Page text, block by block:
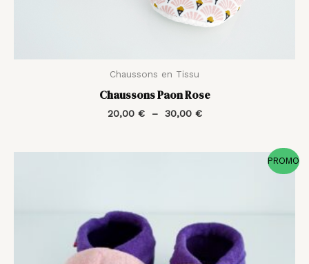
Chaussons en Tissu
Chaussons Paon Rose
20,00 € – 30,00 €
PROMO